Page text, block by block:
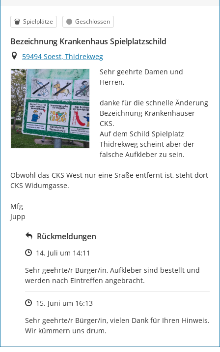
Kategorie
Spielplätze Status
Geschlossen
Bezeichnung Krankenhaus Spielplatzschild
Ort
59494 Soest, Thidrekweg
Sehr geehrte Damen und
Herren,
danke für die schnelle Änderung
Bezeichnung Krankenhäuser
CKS.
Auf dem Schild Spielplatz
Thidrekweg scheint aber der
falsche Aufkleber zu sein.
Obwohl das CKS West nur eine Sraße entfernt ist, steht dort
CKS Widumgasse.
Mfg
Jupp
Rückmeldungen
Zeitpunkt des Erstellens
14. Juli um 14:11
Sehr geehrte/r Bürger/in, Aufkleber sind bestellt und
werden nach Eintreffen angebracht.
Zeitpunkt des Erstellens
15. Juni um 16:13
Sehr geehrte/r Bürger/in, vielen Dank für Ihren Hinweis.
Wir kümmern uns drum.